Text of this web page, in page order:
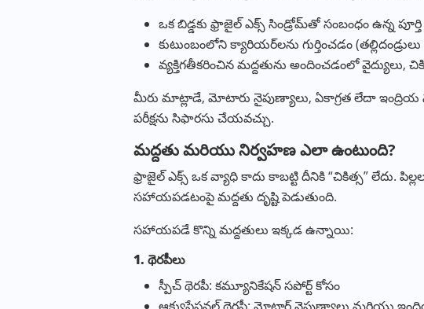
ఒక బిడ్డకు ఫ్రాజైల్ ఎక్స్ సిండ్రోమ్‌తో సంబంధం ఉన్న
కుటుంబంలోని క్యారియర్‌లను గుర్తించడం
వ్యక్తిగతీకరించిన మద్దతును అందించడంలో వైద్యులు,
మీరు మాట్లాడే, మోటారు నైపుణ్యాలు, ఏకాగ్రత లేదా
పరీక్షను సిఫారసు చేయవచ్చు.
మద్దతు మరియు నిర్వహణ ఎలా ఉంటుంది?
ఫ్రాజైల్ ఎక్స్ ఒక వ్యాధి కాదు కాబట్టి దీనికి “చికిత్స” లేదు.
సహాయపడటంపై మద్దతు దృష్టి పెడుతుంది.
సహాయపడే కొన్ని మద్దతులు ఇక్కడ ఉన్నాయి:
1. థెరపీలు
స్పీచ్ థెరపీ: కమ్యూనికేషన్ సపోర్ట్ కోసం